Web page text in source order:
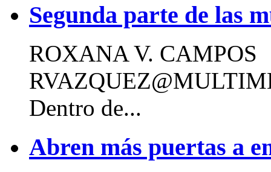
Segunda parte de las
ROXANA V. CAMPOS
Dentro de...
Abren más puertas a